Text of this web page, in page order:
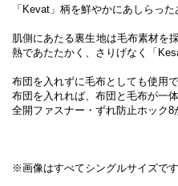
「Kevat」柄を鮮やかにあしらった
肌側にあたる裏生地は毛布素材を
熱であたたかく、さりげなく「
布団を入れずに毛布としても使用で
布団を入れれば、布団と毛布が一
全開ファスナー・ずれ防止ホック8
※画像はすべてシングルサイズです